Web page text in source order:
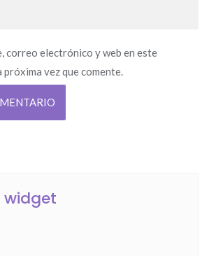
correo electrónico y web en este
vez que comente.
widget